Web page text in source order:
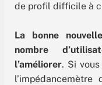
de profil difficile à
La bonne
nombre
l’améliorer. Si vous